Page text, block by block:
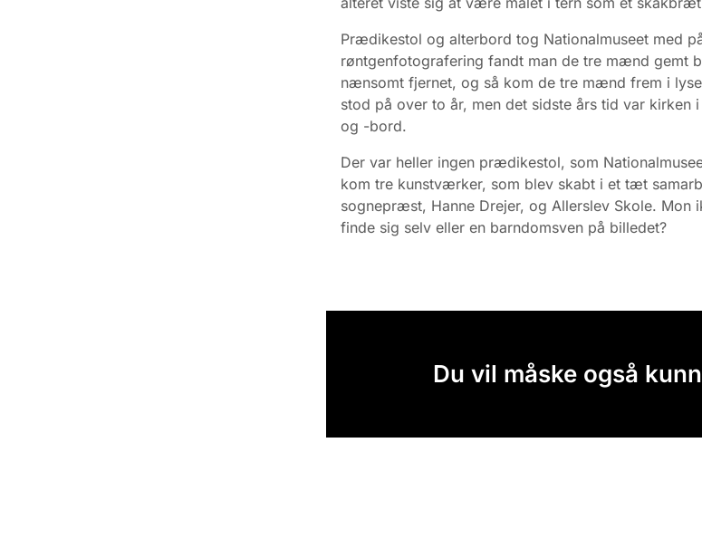
Prædikestol og alterbord tog Nationalmuseet med
røntgenfotografering fandt man de tre mænd gemt
nænsomt fjernet, og så kom de tre mænd frem i
stod på over to år, men det sidste års tid var kirken
og -bord.
Der var heller ingen prædikestol, som
kom tre kunstværker, som blev skabt i et tæt
sognepræst, Hanne Drejer, og Allerslev Skole. Mon
finde sig selv eller en barndomsven på billedet?
Du vil måske også